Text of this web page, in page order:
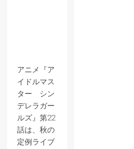
アニメ『ア
イドルマス
ター シン
デレラガー
ルズ』第22
話は、秋の
定例ライブ